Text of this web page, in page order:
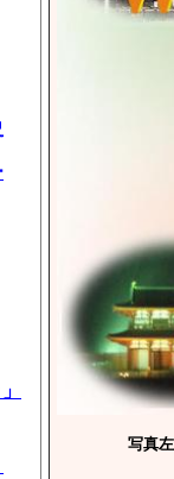
写真